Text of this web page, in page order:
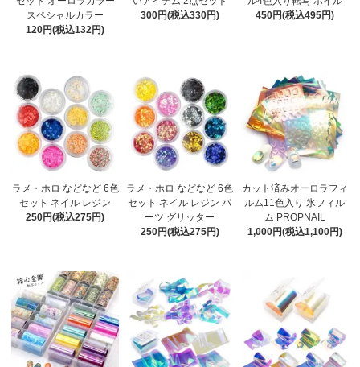
スペシャルカラー
120円(税込132円)
300円(税込330円)
450円(税込495円)
ラメ・ホロ などなど 6色
セット ネイル レジン
250円(税込275円)
ラメ・ホロ などなど 6色
セット ネイル レジン パ
ーツ グリッター
250円(税込275円)
カット済みオーロラフィ
ルム11色入り 氷フィル
ム PROPNAIL
1,000円(税込1,100円)